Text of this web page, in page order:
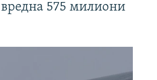
575 милиони